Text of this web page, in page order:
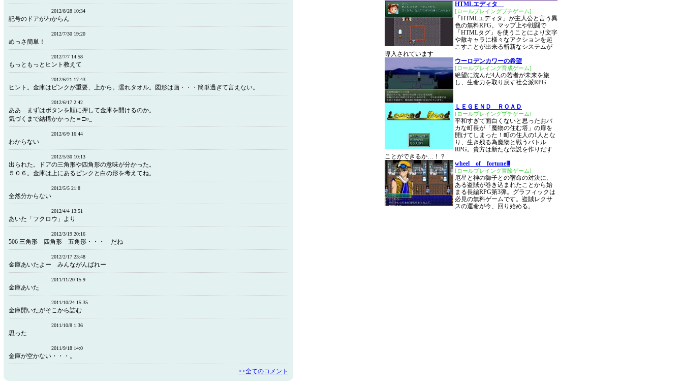
2012/8/28 10:34
記号のドアがわからん
2012/7/30 19:20
めっさ簡単！
2012/7/7 14:58
もっともっとヒント教えて
2012/6/21 17:43
ヒント。金庫はピンクが重要、上から。濡れタオル。図形は画・・・簡単過ぎて言えない。
2012/6/17 2:42
ああ…まずはボタンを順に押して金庫を開けるのか。
気づくまで結構かかった＝□○_
2012/6/9 16:44
わからない
2012/5/30 10:13
出られた。ドアの三角形や四角形の意味が分かった。
５０６。金庫は上にあるピンクと白の形を考えてね。
2012/5/5 21:8
全然分からない
2012/4/4 13:51
あいた「フクロウ」より
2012/3/19 20:16
506 三角形 四角形 五角形・・・ だね
2012/2/17 23:48
金庫あいたよー みんながんばれー
2011/11/20 15:9
金庫あいた
2011/10/24 15:35
金庫開いたがそこから詰む
2011/10/8 1:36
思った
2011/9/18 14:0
金庫が空かない・・・。
>>全てのコメント
HTMLエディタ
[ロールプレイングプチゲーム]
「HTMLエディタ」が主人公と言う異
色の無料RPG。マップ上や戦闘で
「HTMLタグ」を使うことにより文字
や敵キャラに様々なアクションを起
こすことが出来る斬新なシステムが
導入されています
ウーロデンカワーの希望
[ロールプレイング育成ゲーム]
絶望に沈んだ4人の若者が未来を旅
し、生命力を取り戻す社会派RPG
ＬＥＧＥＮＤ ＲＯＡＤ
[ロールプレイングプチゲーム]
平和すぎて面白くないと思ったおバ
カな町長が「魔物の住む塔」の扉を
開けてしまった！町の住人の1人とな
り、生き残る為魔物と戦うバトル
RPG。貴方は新たな伝説を作りだす
ことができるか…！？
wheel of fortuneⅢ
[ロールプレイング冒険ゲーム]
厄星と神の御子との宿命の対決に、
ある盗賊が巻き込まれたことから始
まる長編RPG第3弾。グラフィックは
必見の無料ゲームです。盗賊レクサ
スの運命が今、回り始める。